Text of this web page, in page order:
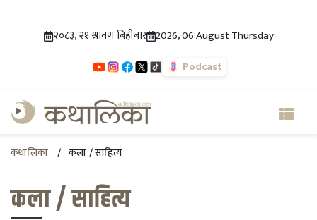
२०८३, २१ श्रावण बिहीबार 2026, 06 August Thursday
Podcast
कथालिका कला / साहित्य
कला / साहित्य